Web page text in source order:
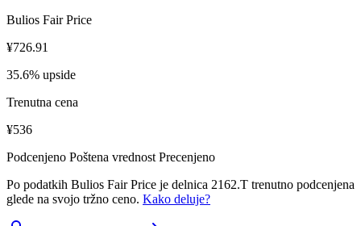
Bulios Fair Price
¥726.91
35.6% upside
Trenutna cena
¥536
Podcenjeno Poštena vrednost Precenjeno
Po podatkih Bulios Fair Price je delnica 2162.T trenutno podcenjena
glede na svojo tržno ceno. Kako deluje?